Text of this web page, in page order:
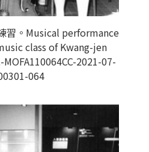
習。Musical performance
class of Kwang-jen
2021-07-
064